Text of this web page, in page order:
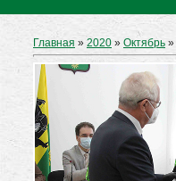
Главная »2020 » Октябрь »